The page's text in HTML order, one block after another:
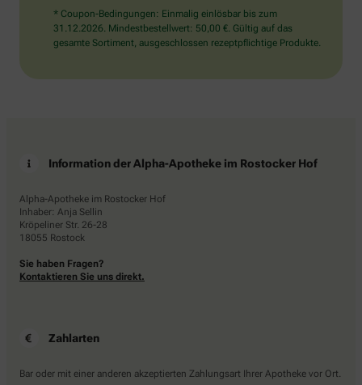
* Coupon-Bedingungen: Einmalig einlösbar bis zum
31.12.2026. Mindestbestellwert: 50,00 €. Gültig auf das
gesamte Sortiment, ausgeschlossen rezeptpflichtige Produkte.
Information der Alpha-Apotheke im Rostocker Hof
Alpha-Apotheke im Rostocker Hof
Inhaber: Anja Sellin
Kröpeliner Str. 26-28
18055 Rostock
Sie haben Fragen?
Kontaktieren Sie uns direkt.
Zahlarten
Bar oder mit einer anderen akzeptierten Zahlungsart Ihrer Apotheke vor Ort.